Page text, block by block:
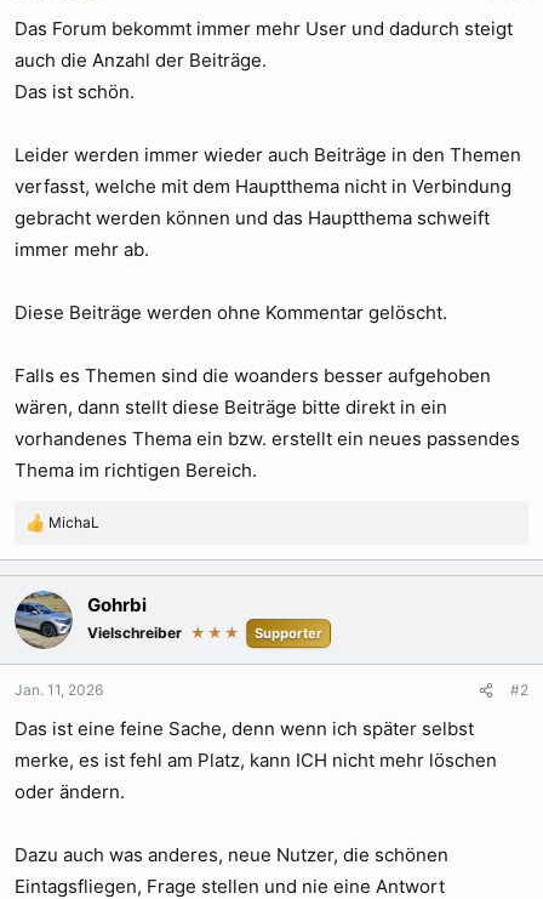
m
Das Forum bekommt immer mehr User und dadurch steigt
auch die Anzahl der Beiträge.
Das ist schön.
Leider werden immer wieder auch Beiträge in den Themen
verfasst, welche mit dem Hauptthema nicht in Verbindung
gebracht werden können und das Hauptthema schweift
immer mehr ab.
Diese Beiträge werden ohne Kommentar gelöscht.
Falls es Themen sind die woanders besser aufgehoben
wären, dann stellt diese Beiträge bitte direkt in ein
vorhandenes Thema ein bzw. erstellt ein neues passendes
Thema im richtigen Bereich.
R
a
k
t
i
o
n
n
MichaL
Gohrbi
Vielschreiber ★★★ Supporter
Jan. 11, 2026 #2
Das ist eine feine Sache, denn wenn ich später selbst
merke, es ist fehl am Platz, kann ICH nicht mehr löschen
oder ändern.
Dazu auch was anderes, neue Nutzer, die schönen
Eintagsfliegen, Frage stellen und nie eine Antwort